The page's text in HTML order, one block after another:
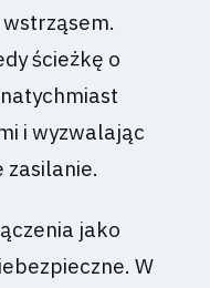
ścieżkę o
i wyzwalając
zasilanie.
jako
W